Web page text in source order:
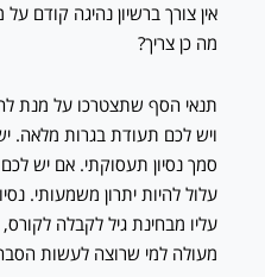
אין צורך ברשיון נהיגה קודם
מה כן צריך?
ויש לכם תעודת בגרות מלאה.
סמך נסיון תעסוקתי. אם יש
עלול להיות יתרון משמעותי.
עליו מבחינת גיל לקבלה
מעולה למי שרוצה לעשות